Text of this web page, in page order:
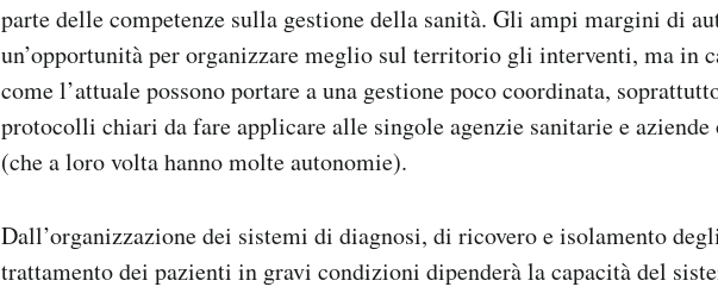
parte delle competenze sulla gestione della sanità. Gli ampi margini di
un’opportunità per organizzare meglio sul territorio gli interventi, ma in
come l’attuale possono portare a una gestione poco coordinata,
protocolli chiari da fare applicare alle singole agenzie sanitarie e aziende
(che a loro volta hanno molte autonomie).
Dall’organizzazione dei sistemi di diagnosi, di ricovero e isolamento
trattamento dei pazienti in gravi condizioni dipenderà la capacità del